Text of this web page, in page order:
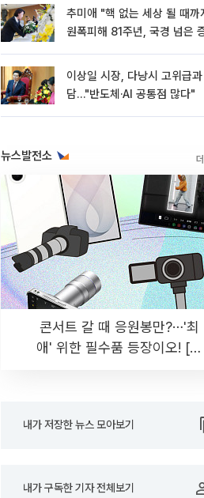
추미애 "핵 없는 세상 될 때
원폭피해 81주년, 국경 넘은
이상일 시장, 다낭시 고위급과
담…"반도체·AI 공통점 많다"
뉴스발전소
콘서트 갈 때 응원봉만?⋯'최
애' 위한 필수품 등장이오! [솔
내가 저장한 뉴스 모아보기
내가 구독한 기자 전체보기